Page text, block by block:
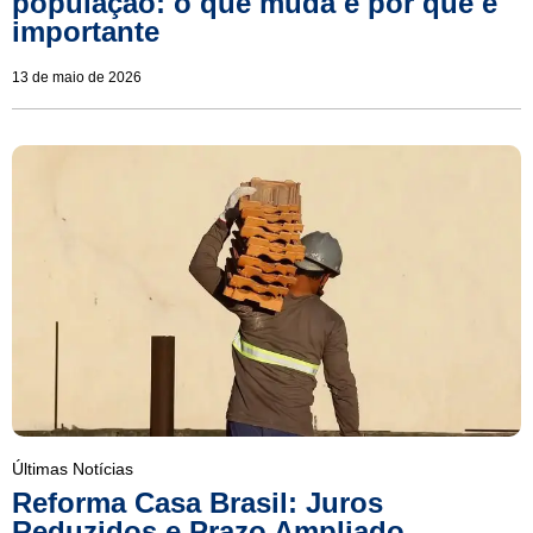
importante
13 de maio de 2026
Últimas Notícias
Reforma Casa Brasil: Juros